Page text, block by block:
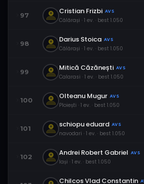
97 Cristian Frizbi AVS
Călărași · 1 ev. · best 1.050
98 Darius Stoica AVS
Călărași · 1 ev. · best 1.050
99 Mitică Căzănești AVS
Calarasi · 1 ev. · best 1.050
100 Olteanu Mugur AVS
Ploiești · 1 ev. · best 1.050
101 schiopu eduard AVS
navodari · 1 ev. · best 1.050
102 Andrei Robert Gabriel AVS
Iași · 1 ev. · best 1.050
Chilcos Vlad Constantin